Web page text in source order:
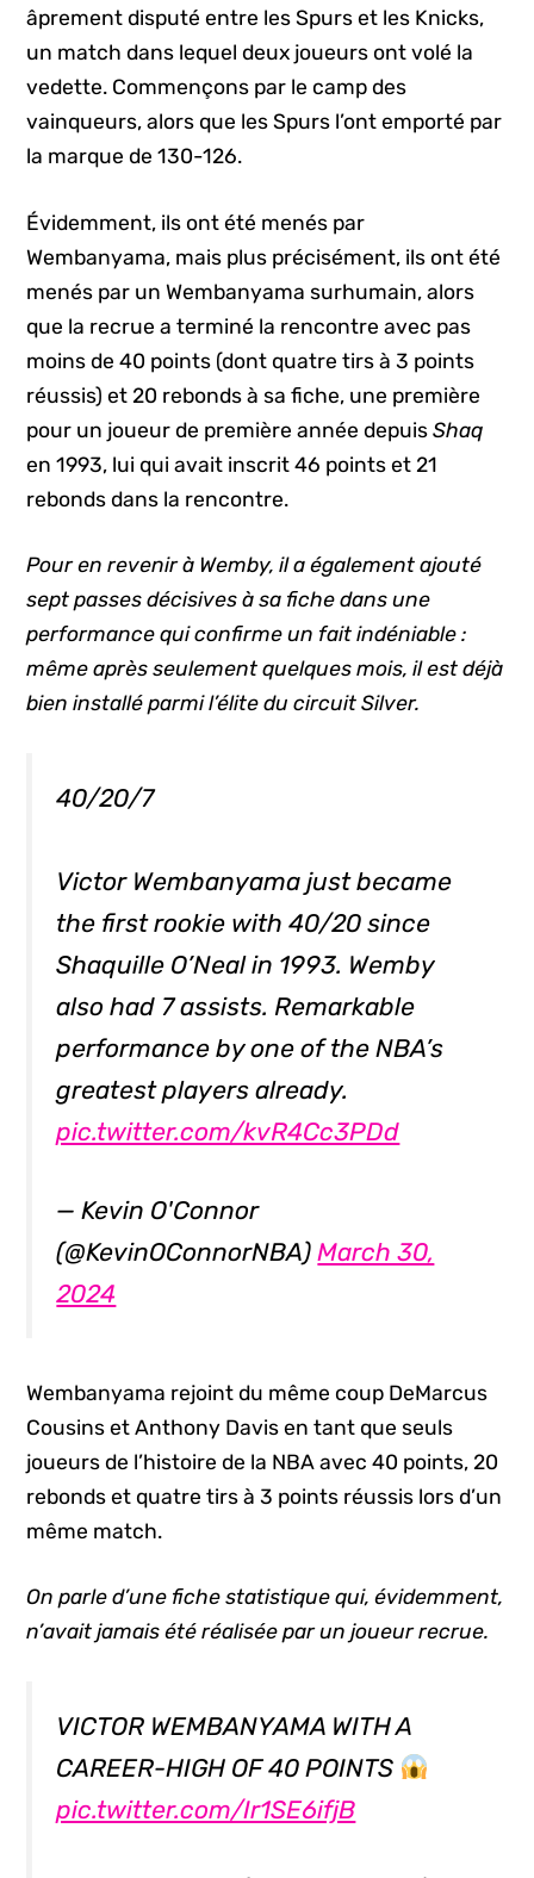
âprement disputé entre les Spurs et les Knicks,
un match dans lequel deux joueurs ont volé la
vedette. Commençons par le camp des
vainqueurs, alors que les Spurs l’ont emporté par
la marque de 130-126.
Évidemment, ils ont été menés par
Wembanyama, mais plus précisément, ils ont été
menés par un Wembanyama surhumain, alors
que la recrue a terminé la rencontre avec pas
moins de 40 points (dont quatre tirs à 3 points
réussis) et 20 rebonds à sa fiche, une première
pour un joueur de première année depuisShaq
en 1993, lui qui avait inscrit 46 points et 21
rebonds dans la rencontre.
Pour en revenir à Wemby, il a également ajouté
sept passes décisives à sa fiche dans une
performance qui confirme un fait indéniable :
même après seulement quelques mois, il est déjà
bien installé parmi l’élite du circuit Silver.
40/20/7
Victor Wembanyama just became
the first rookie with 40/20 since
Shaquille O’Neal in 1993. Wemby
also had 7 assists. Remarkable
performance by one of the NBA’s
greatest players already.
pic.twitter.com/kvR4Cc3PDd
— Kevin O'Connor
(@KevinOConnorNBA)March 30,
2024
Wembanyama rejoint du même coup DeMarcus
Cousins et Anthony Davis en tant que seuls
joueurs de l’histoire de la NBA avec 40 points, 20
rebonds et quatre tirs à 3 points réussis lors d’un
même match.
On parle d’une fiche statistique qui, évidemment,
n’avait jamais été réalisée par un joueur recrue.
VICTOR WEMBANYAMA WITH A
CAREER-HIGH OF 40 POINTS
pic.twitter.com/Ir1SE6ifjB